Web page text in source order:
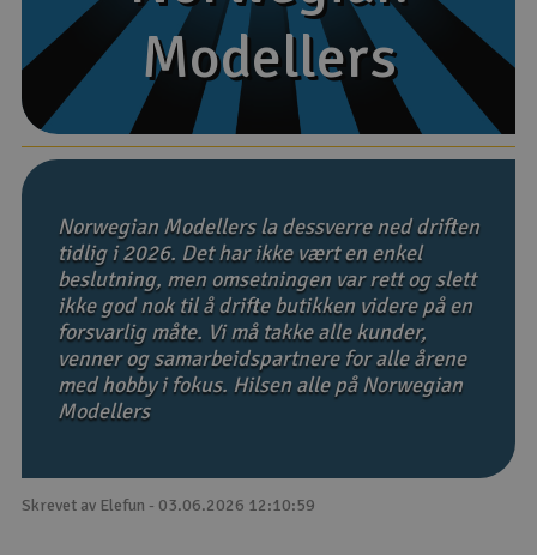
Båter
Droner
Droner for FPV
Fly
Helikopter
Kamerautstyr
Modellbygging, LEGO & byggesett
Modellers
Modellers
Norwegian Modellers la dessverre ned driften
tidlig i 2026. Det har ikke vært en enkel
beslutning, men omsetningen var rett og slett
ikke god nok til å drifte butikken videre på en
forsvarlig måte. Vi må takke alle kunder,
venner og samarbeidspartnere for alle årene
med hobby i fokus. Hilsen alle på Norwegian
Modellers
Skrevet av Elefun - 03.06.2026 12:10:59